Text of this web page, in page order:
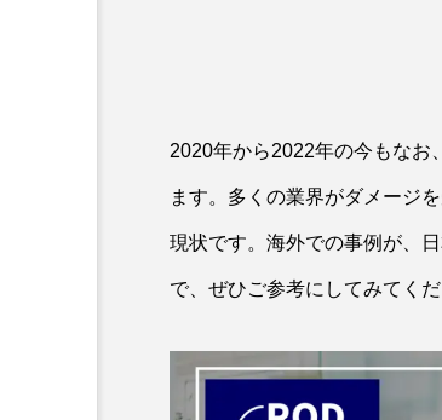
2020年から2022年の今もなお
ます。多くの業界がダメージ
現状です。海外での事例が、
で、ぜひご参考にしてみてくだ